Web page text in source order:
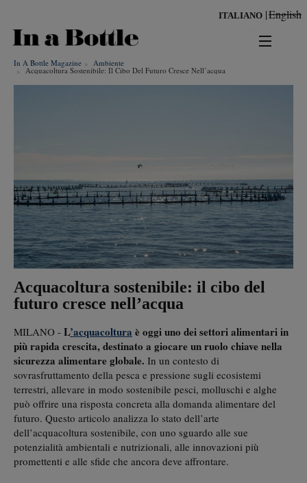
contenuto
ITALIANO English
cultura
persone
tendenze
In A Bottle Magazine Ambiente
Acquacoltura Sostenibile: Il Cibo Del Futuro Cresce Nell’acqua
Acquacoltura sostenibile: il cibo del
futuro cresce nell’acqua
MILANO - L’acquacoltura è oggi uno dei settori alimentari in
più rapida crescita, destinato a giocare un ruolo chiave nella
sicurezza alimentare globale. In un contesto di
sovrasfruttamento della pesca e pressione sugli ecosistemi
terrestri, allevare in modo sostenibile pesci, molluschi e alghe
può offrire una risposta concreta alla domanda alimentare del
futuro. Questo articolo analizza lo stato dell’arte
dell’acquacoltura sostenibile, con uno sguardo alle sue
potenzialità ambientali e nutrizionali, alle innovazioni più
promettenti e alle sfide che ancora deve affrontare.